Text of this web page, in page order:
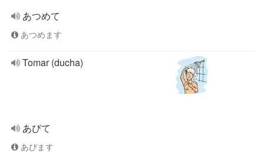
あつめて
あつめます
Tomar (ducha)
あびて
あびます